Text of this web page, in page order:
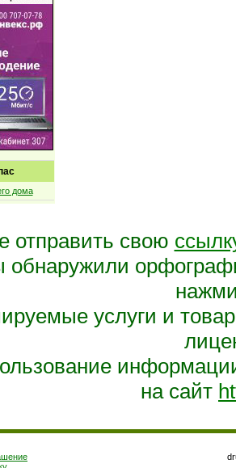
дома
отправить свою
обнаружили
услуги и
на сайт